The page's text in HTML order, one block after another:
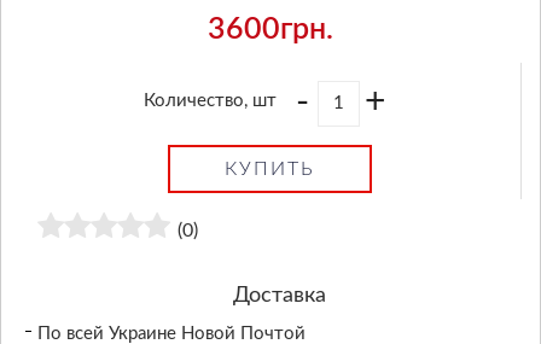
3600грн.
Количество, шт - +
КУПИТЬ
(0)
Доставка
По всей Украине Новой Почтой